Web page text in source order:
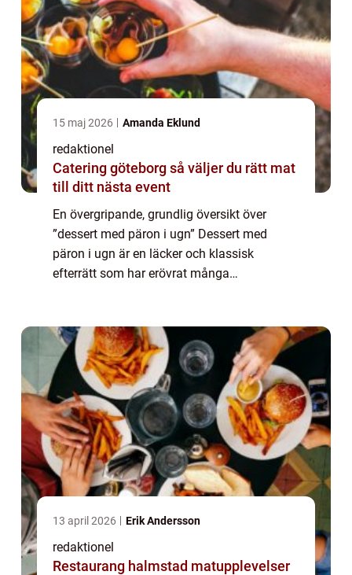
15 maj 2026 Amanda Eklund
redaktionel
Catering göteborg så väljer du rätt mat
till ditt nästa event
En övergripande, grundlig översikt över
”dessert med päron i ugn” Dessert med
päron i ugn är en läcker och klassisk
efterrätt som har erövrat många
ugnsvärme ska...
13 april 2026 Erik Andersson
redaktionel
Restaurang halmstad matupplevelser